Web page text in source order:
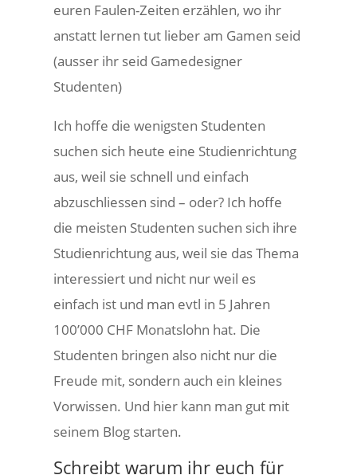
euren Faulen-Zeiten erzählen, wo ihr
anstatt lernen tut lieber am Gamen seid
(ausser ihr seid Gamedesigner
Studenten)
Ich hoffe die wenigsten Studenten
suchen sich heute eine Studienrichtung
aus, weil sie schnell und einfach
abzuschliessen sind – oder? Ich hoffe
die meisten Studenten suchen sich ihre
Studienrichtung aus, weil sie das Thema
interessiert und nicht nur weil es
einfach ist und man evtl in 5 Jahren
100’000 CHF Monatslohn hat. Die
Studenten bringen also nicht nur die
Freude mit, sondern auch ein kleines
Vorwissen. Und hier kann man gut mit
seinem Blog starten.
Schreibt warum ihr euch für